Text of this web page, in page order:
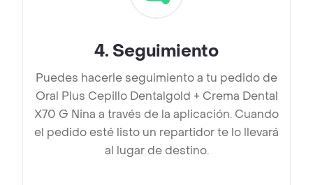
4. Seguimiento
Puedes hacerle seguimiento a tu pedido de
Oral Plus Cepillo Dentalgold + Crema Dental
X70 G Nina a través de la aplicación. Cuando
el pedido esté listo un repartidor te lo llevará
al lugar de destino.